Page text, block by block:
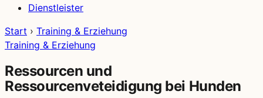
Dienstleister
Start › Training & Erziehung
Training & Erziehung
Ressourcen und
Ressourcenveteidigung bei Hunden